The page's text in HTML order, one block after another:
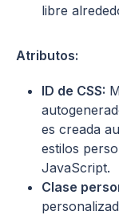
libre
Atributos:
ID de CSS:
es creada
estilos
JavaScript.
Clase